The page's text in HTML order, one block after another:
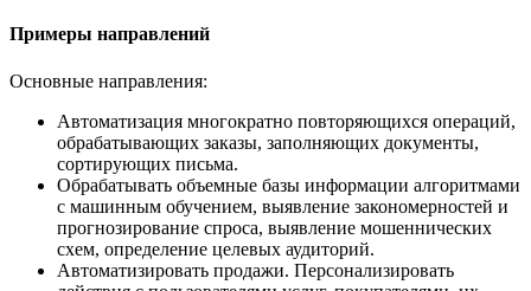
Примеры направлений
Основные направления:
Автоматизация многократно повторяющихся операций,
обрабатывающих заказы, заполняющих документы,
сортирующих письма.
Обрабатывать объемные базы информации алгоритмами
с машинным обучением, выявление закономерностей и
прогнозирование спроса, выявление мошеннических
схем, определение целевых аудиторий.
Автоматизировать продажи. Персонализировать